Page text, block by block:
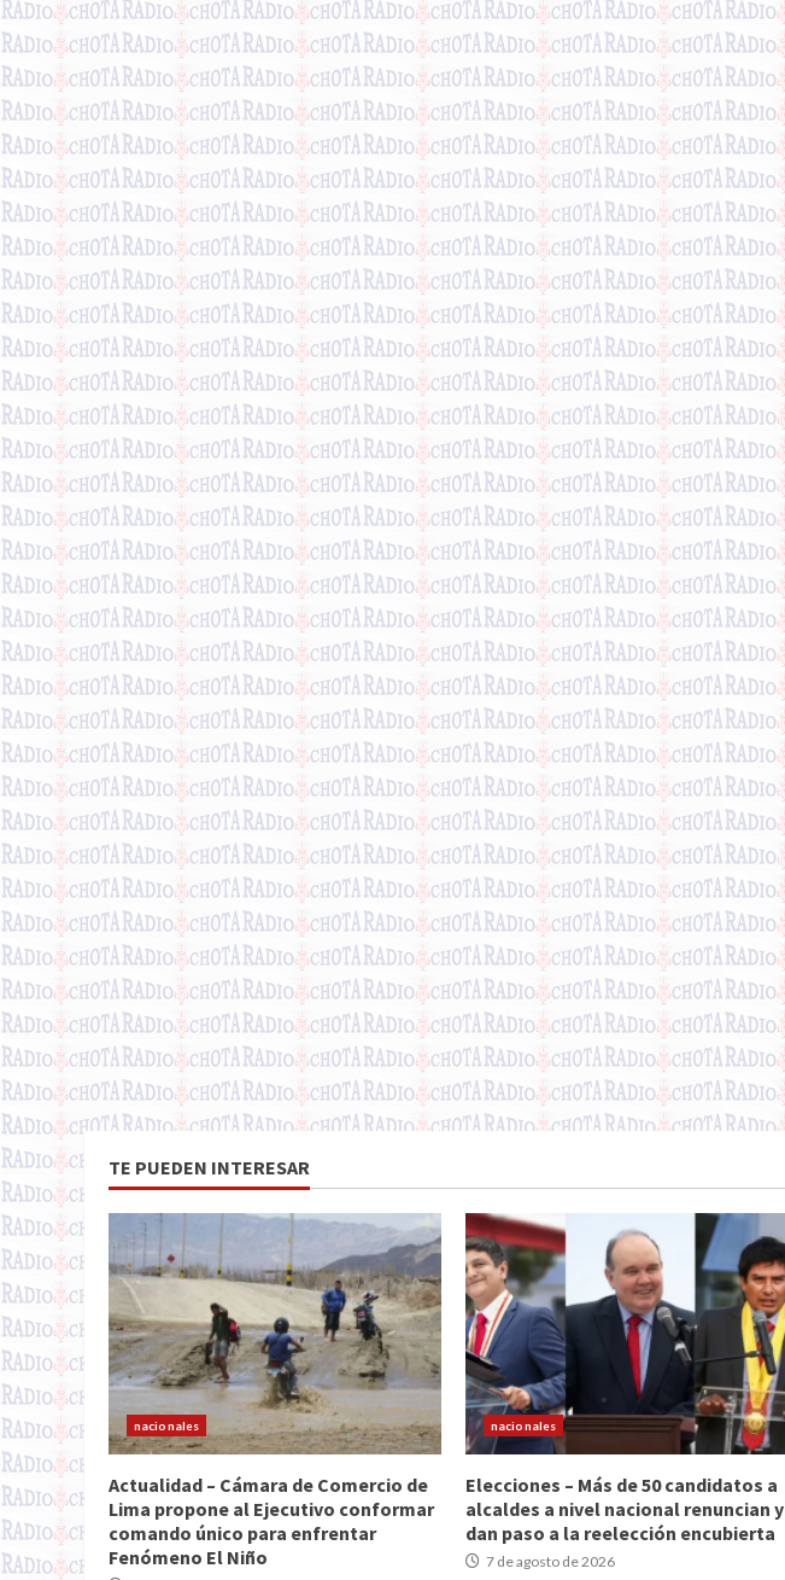
TE PUEDEN INTERESAR
nacionales
Actualidad – Cámara de Comercio de
Lima propone al Ejecutivo conformar
comando único para enfrentar
Fenómeno El Niño
nacionales
Elecciones – Más de 50 candidatos a
alcaldes a nivel nacional renuncian y
dan paso a la reelección encubierta
7 de agosto de 2026